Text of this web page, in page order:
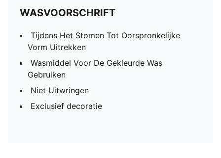
WASVOORSCHRIFT
Tijdens Het Stomen Tot Oorspronkelijke
Vorm Uitrekken
Wasmiddel Voor De Gekleurde Was
Gebruiken
Niet Uitwringen
Exclusief decoratie